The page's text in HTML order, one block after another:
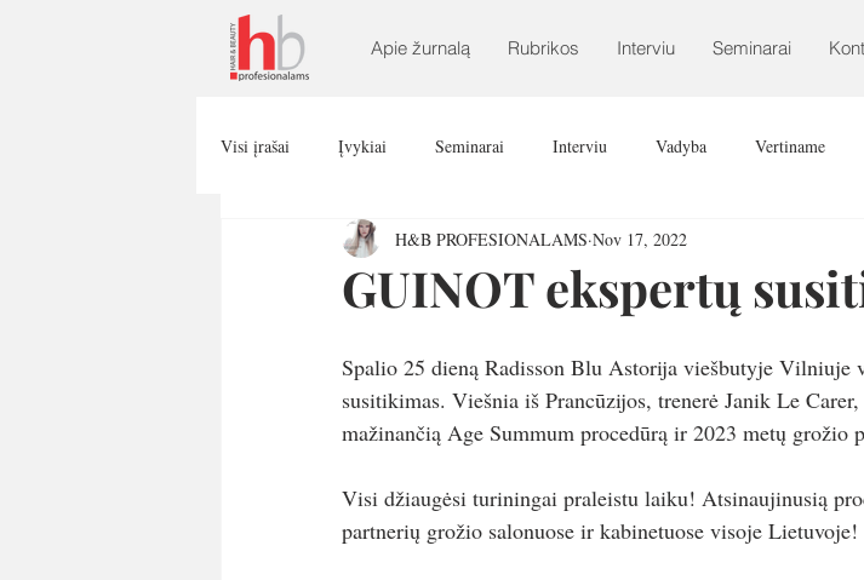
Apie žurnalą Rubrikos Interviu Seminarai
Visi įrašai Įvykiai Seminarai Interviu Vadyba Vertiname
GUINOT ekspertų
H&B PROFESIONALAMS Nov 17, 2022
Spalio 25 dieną Radisson Blu Astorija viešbutyje Vilniuje
susitikimas. Viešnia iš Prancūzijos, trenerė Janik Le
mažinančią Age Summum procedūrą ir 2023 metų grožio
Visi džiaugėsi turiningai praleistu laiku! Atsinaujinusią
partnerių grožio salonuose ir kabinetuose visoje Lietuvoje!